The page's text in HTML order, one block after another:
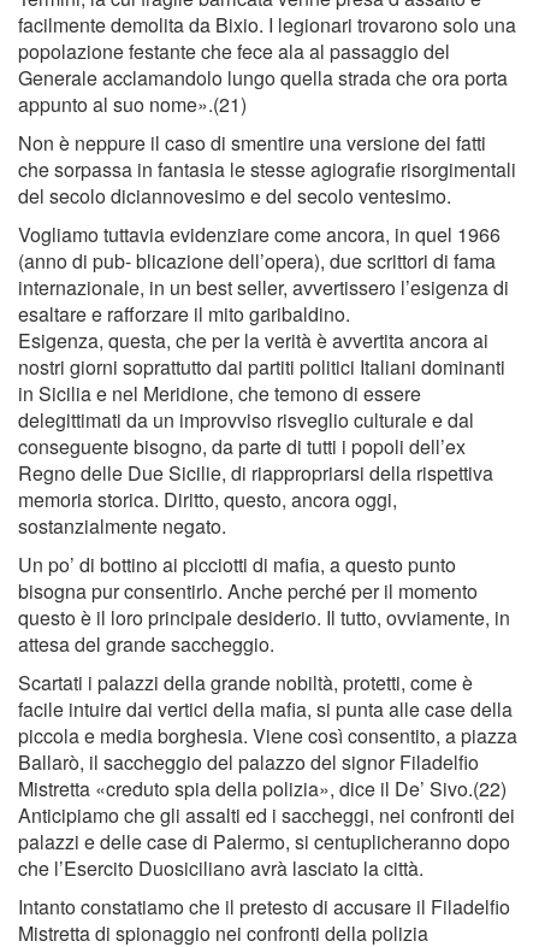
facilmente demolita da Bixio. I legionari trovarono solo una
popolazione festante che fece ala al passaggio del
Generale acclamandolo lungo quella strada che ora porta
appunto al suo nome».(21)
Non è neppure il caso di smentire una versione dei fatti
che sorpassa in fantasia le stesse agiograﬁe risorgimentali
del secolo diciannovesimo e del secolo ventesimo.
Vogliamo tuttavia evidenziare come ancora, in quel 1966
(anno di pub- blicazione dell’opera), due scrittori di fama
internazionale, in un best seller, avvertissero l’esigenza di
esaltare e rafforzare il mito garibaldino.
Esigenza, questa, che per la verità è avvertita ancora ai
nostri giorni soprattutto dai partiti politici Italiani dominanti
in Sicilia e nel Meridione, che temono di essere
delegittimati da un improvviso risveglio culturale e dal
conseguente bisogno, da parte di tutti i popoli dell’ex
Regno delle Due Sicilie, di riappropriarsi della rispettiva
memoria storica. Diritto, questo, ancora oggi,
sostanzialmente negato.
Un po’ di bottino ai picciotti di maﬁa, a questo punto
bisogna pur consentirlo. Anche perché per il momento
questo è il loro principale desiderio. Il tutto, ovviamente, in
attesa del grande saccheggio.
Scartati i palazzi della grande nobiltà, protetti, come è
facile intuire dai vertici della maﬁa, si punta alle case della
piccola e media borghesia. Viene così consentito, a piazza
Ballarò, il saccheggio del palazzo del signor Filadelﬁo
Mistretta «creduto spia della polizia», dice il De’ Sivo.(22)
Anticipiamo che gli assalti ed i saccheggi, nei confronti dei
palazzi e delle case di Palermo, si centuplicheranno dopo
che l’Esercito Duosiciliano avrà lasciato la città.
Intanto constatiamo che il pretesto di accusare il Filadelﬁo
Mistretta di spionaggio nei confronti della polizia